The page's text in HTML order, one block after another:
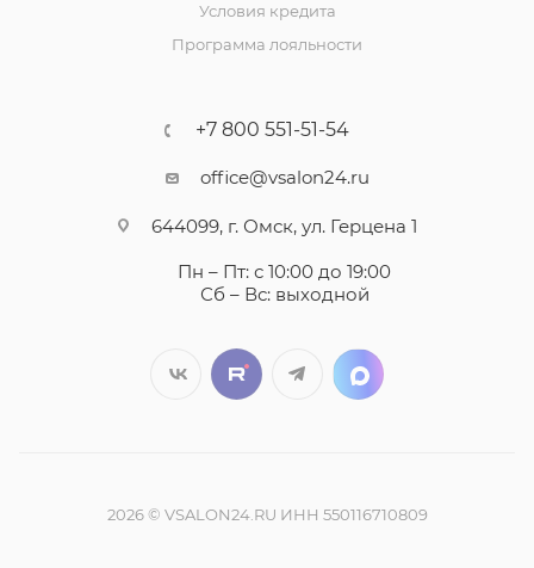
Условия кредита
Программа лояльности
+7 800 551-51-54
office@vsalon24.ru
644099, г. Омск, ул. Герцена 1
Пн – Пт: с 10:00 до 19:00
Сб – Вс: выходной
2026 © VSALON24.RU ИНН 550116710809